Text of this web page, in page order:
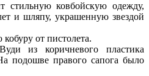
стильную ковбойскую одежду,
и шляпу, украшенную звездой
от пистолета.
из коричневого пластика
подошве правого сапога было